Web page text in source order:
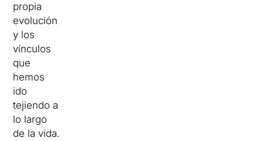
propia
evolución
y los
vínculos
que
hemos
ido
tejiendo a
lo largo
de la vida.